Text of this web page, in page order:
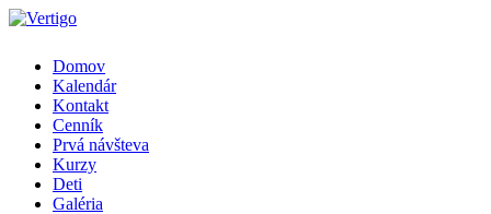
Domov
Kalendár
Kontakt
Cenník
Prvá návšteva
Kurzy
Deti
Galéria